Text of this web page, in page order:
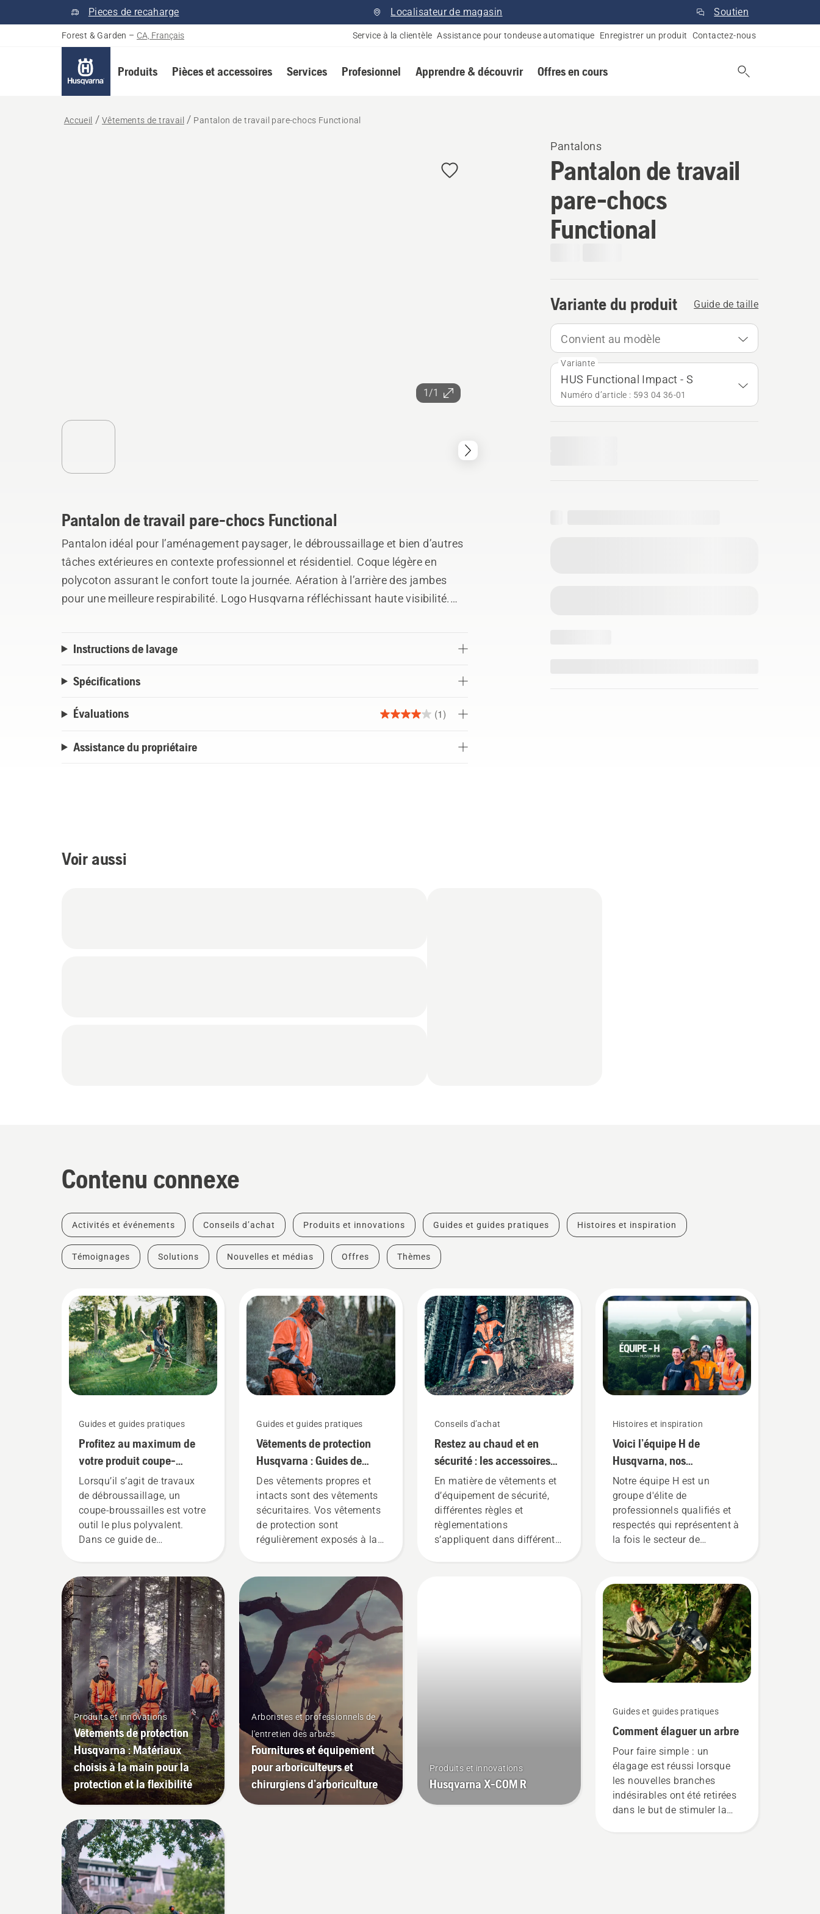
Pieces de recaharge Localisateur de magasin Soutien
Forest & Garden – CA, Français Service à la clientèle Assistance pour tondeuse automatique Enregistrer un produit Contactez-nous
Produits Pièces et accessoires Services Profesionnel Apprendre & découvrir Offres en cours
Accueil Vêtements de travail Pantalon de travail pare-chocs Functional
1/1
Pantalons
Pantalon de travail
pare-chocs
Functional
Variante du produit Guide de taille
Convient au modèle
Variante
HUS Functional Impact - S
Numéro d’article : 593 04 36‑01
Pantalon de travail pare-chocs Functional
Pantalon idéal pour l’aménagement paysager, le débroussaillage et bien d’autres
tâches extérieures en contexte professionnel et résidentiel. Coque légère en
polycoton assurant le confort toute la journée. Aération à l’arrière des jambes
pour une meilleure respirabilité. Logo Husqvarna réfléchissant haute visibilité.
Instructions de lavage
Spécifications
Évaluations (1)
4.0
Assistance du propriétaire
Voir aussi
Contenu connexe
Activités et événements Conseils d’achat Produits et innovations Guides et guides pratiques Histoires et inspiration
Témoignages Solutions Nouvelles et médias Offres Thèmes
Guides et guides pratiques
Profitez au maximum de
votre produit coupe-
broussailles
Lorsqu’il s’agit de travaux
de débroussaillage, un
coupe-broussailles est votre
outil le plus polyvalent.
Dans ce guide de
une liste de conseils sur la
façon de travailler de façon
sécuritaire et efficace avec
votre coupe-broussailles
Husqvarna.
Produits et innovations
Vêtements de protection
Husqvarna : Matériaux
choisis à la main pour la
protection et la flexibilité
Guides et guides pratiques
Vêtements de protection
Husqvarna : Guides de
lavage et de réparation
Des vêtements propres et
intacts sont des vêtements
sécuritaires. Vos vêtements
de protection sont
régulièrement exposés à la
atteindre la couche de
protection et en réduire le
fonctionnement.
Arboristes et professionnels de
l'entretien des arbres
Fournitures et équipement
pour arboriculteurs et
chirurgiens d’arboriculture
Conseils d’achat
Restez au chaud et en
sécurité : les accessoires
de tronçonneuse dont vous
avez besoin pour
commencer
En matière de vêtements et
d’équipement de sécurité,
différentes règles et
règlementations
s’appliquent dans différents
Produits et innovations
Husqvarna X-COM R
Histoires et inspiration
Voici l’équipe H de
Husqvarna, nos
utilisateurs les plus
exigeants
Notre équipe H est un
groupe d'élite de
professionnels qualifiés et
respectés qui représentent à
la fois le secteur de
nous travaillons à faire
progresser ces disciplines
vers un avenir plus sûr et
plus durable grâce à des
produits conçus pour les
professionnels et par des
professionnels. Découvrez
chacun des ambassadeurs
Guides et guides pratiques
Comment élaguer un arbre
Pour faire simple : un
élagage est réussi lorsque
les nouvelles branches
indésirables ont été retirées
dans le but de stimuler la